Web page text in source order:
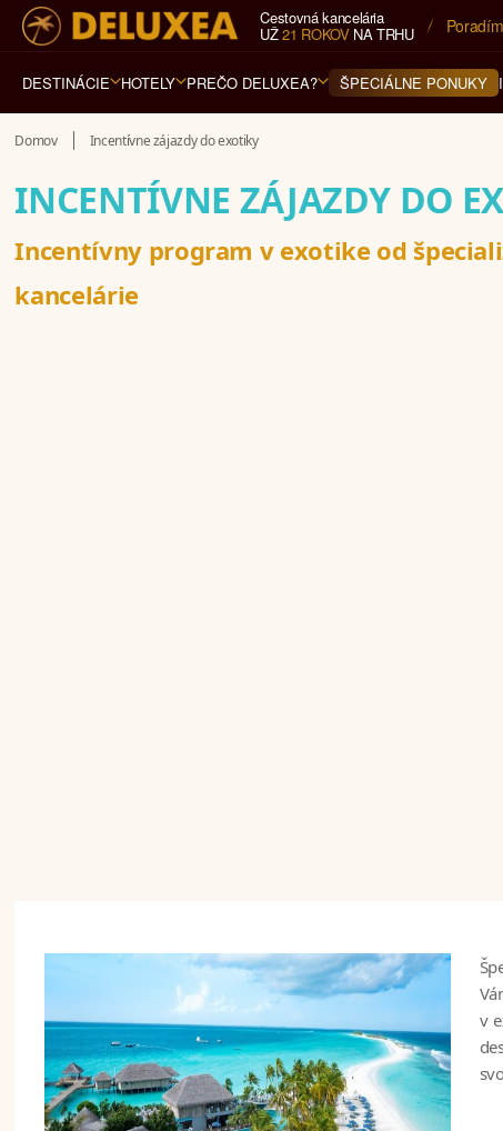
Cestovná kancelária
UŽ21 ROKOVNA TRHU 5*
DESTINÁCIE HOTELY PREČO DELUXEA? ŠPECIÁLNE PONUKY
Domov Incentívne zájazdy do exotiky
INCENTÍVNE ZÁJAZDY DO
Incentívny program v exotike od
kancelárie
v